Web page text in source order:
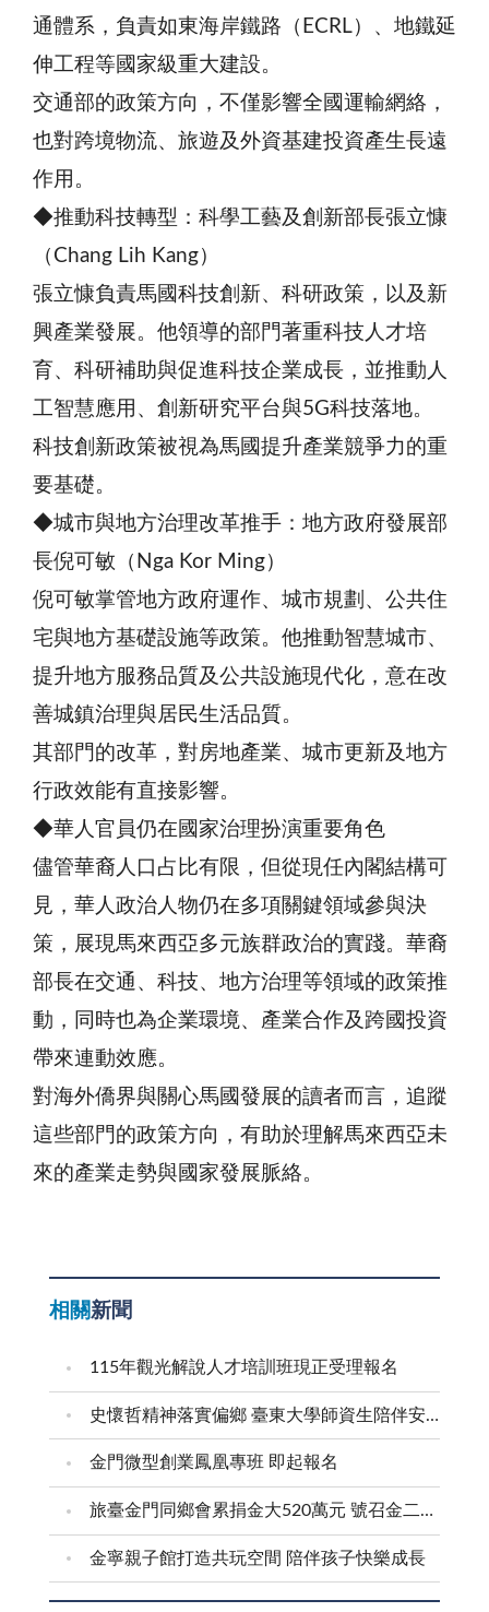
通體系，負責如東海岸鐵路（ECRL）、地鐵延
伸工程等國家級重大建設。
交通部的政策方向，不僅影響全國運輸網絡，
也對跨境物流、旅遊及外資基建投資產生長遠
作用。
◆推動科技轉型：科學工藝及創新部長張立慷
（Chang Lih Kang）
張立慷負責馬國科技創新、科研政策，以及新
興產業發展。他領導的部門著重科技人才培
育、科研補助與促進科技企業成長，並推動人
工智慧應用、創新研究平台與5G科技落地。
科技創新政策被視為馬國提升產業競爭力的重
要基礎。
◆城市與地方治理改革推手：地方政府發展部
長倪可敏（Nga Kor Ming）
倪可敏掌管地方政府運作、城市規劃、公共住
宅與地方基礎設施等政策。他推動智慧城市、
提升地方服務品質及公共設施現代化，意在改
善城鎮治理與居民生活品質。
其部門的改革，對房地產業、城市更新及地方
行政效能有直接影響。
◆華人官員仍在國家治理扮演重要角色
儘管華裔人口占比有限，但從現任內閣結構可
見，華人政治人物仍在多項關鍵領域參與決
策，展現馬來西亞多元族群政治的實踐。華裔
部長在交通、科技、地方治理等領域的政策推
動，同時也為企業環境、產業合作及跨國投資
帶來連動效應。
對海外僑界與關心馬國發展的讀者而言，追蹤
這些部門的政策方向，有助於理解馬來西亞未
來的產業走勢與國家發展脈絡。
相關新聞
115年觀光解說人才培訓班現正受理報名
史懷哲精神落實偏鄉 臺東大學師資生陪伴安瀾學子成長
金門微型創業鳳凰專班 即起報名
旅臺金門同鄉會累捐金大520萬元 號召金二代金三代返鄉求學
金寧親子館打造共玩空間 陪伴孩子快樂成長